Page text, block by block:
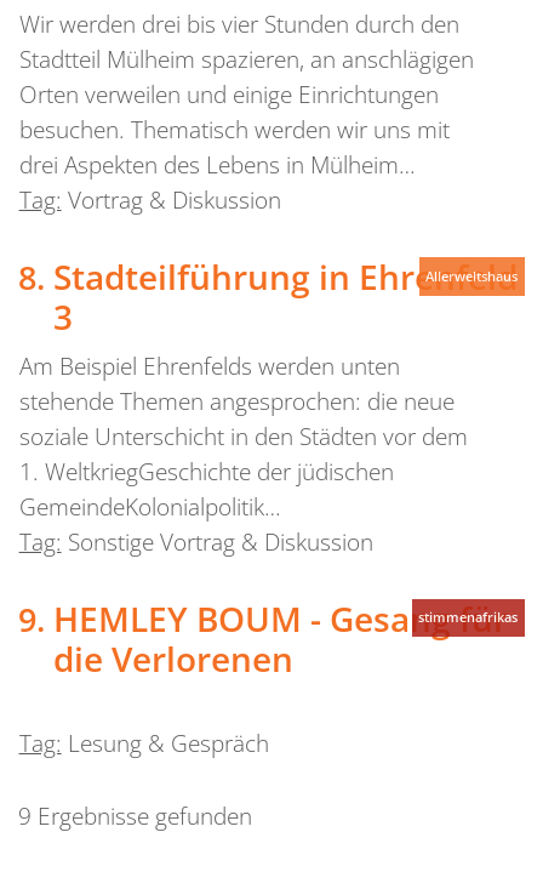
Wir werden drei bis vier Stunden durch den
Stadtteil Mülheim spazieren, an anschlägigen
Orten verweilen und einige Einrichtungen
besuchen. Thematisch werden wir uns mit
drei Aspekten des Lebens in Mülheim…
Tag: Vortrag & Diskussion
Stadteilführung in Ehrenfeld
3
Am Beispiel Ehrenfelds werden unten
stehende Themen angesprochen: die neue
soziale Unterschicht in den Städten vor dem
1. WeltkriegGeschichte der jüdischen
GemeindeKolonialpolitik…
Tag: Sonstige Vortrag & Diskussion
Allerweltshaus
HEMLEY BOUM - Gesang für
die Verlorenen
Tag: Lesung & Gespräch
stimmenafrikas
9 Ergebnisse gefunden